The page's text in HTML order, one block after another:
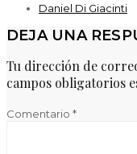
Daniel Di Giacinti
DEJA UNA
Tu dirección de
campos obligatorios
Comentario *